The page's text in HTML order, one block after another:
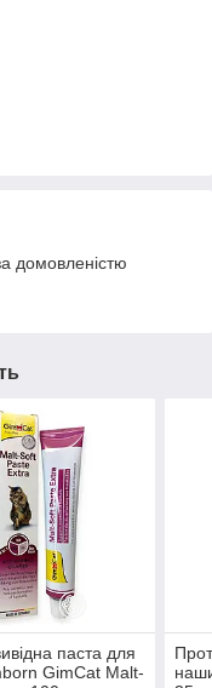
домовленістю
паста для
GimCat Malt-